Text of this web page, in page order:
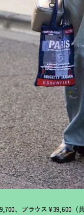
、ブラウス¥39,600（